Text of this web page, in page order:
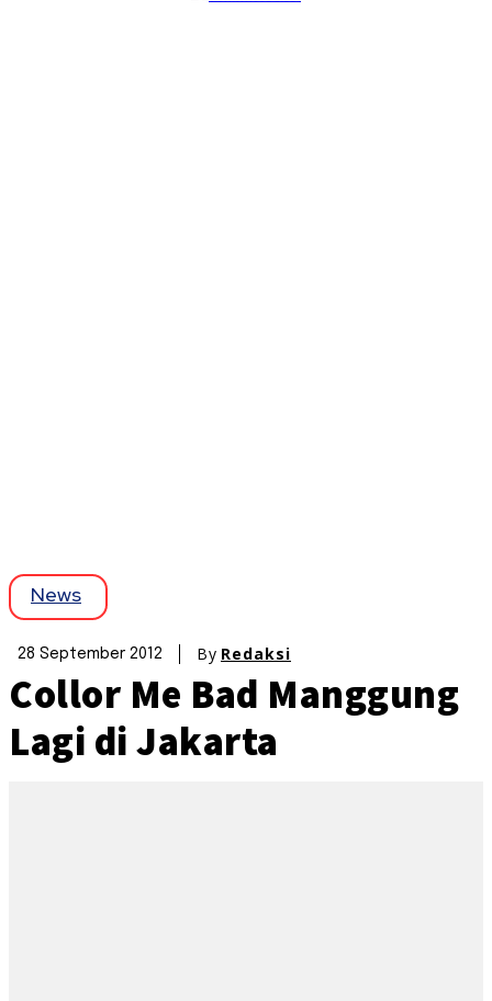
News
28 September 2012 By Redaksi
Collor Me Bad Manggung
Lagi di Jakarta